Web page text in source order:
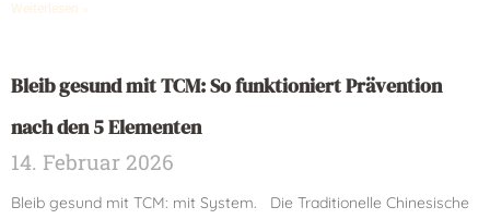
Weiterlesen »
Bleib gesund mit TCM: So funktioniert Prävention
nach den 5 Elementen
14. Februar 2026
Bleib gesund mit TCM: mit System. Die Traditionelle Chinesische